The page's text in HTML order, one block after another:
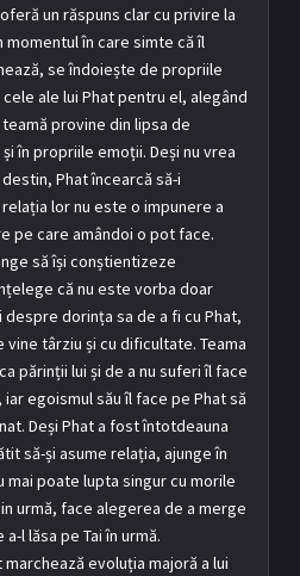
un răspuns clar cu privire la
momentul în care simte că îl
se îndoiește de propriile
ale lui Phat pentru el, alegând
provine din lipsa de
în propriile emoții. Deși nu vrea
Phat încearcă să-i
lor nu este o impunere a
pe care amândoi o pot face.
să își conștientizeze
că nu este vorba doar
dorința sa de a fi cu Phat,
târziu și cu dificultate. Teama
părinții lui și de a nu suferi îl face
egoismul său îl face pe Phat să
Deși Phat a fost întotdeauna
să-și asume relația, ajunge în
mai poate lupta singur cu morile
urmă, face alegerea de a merge
l lăsa pe Tai în urmă.
marchează evoluția majoră a lui